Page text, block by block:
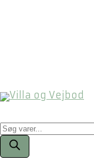
Products
search